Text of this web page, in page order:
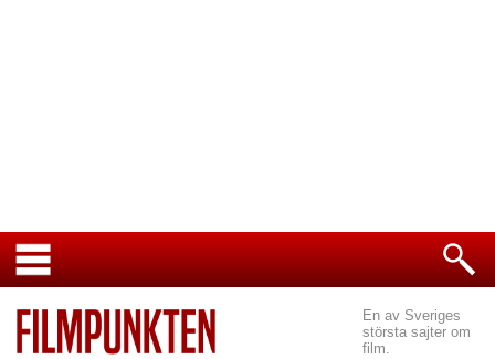
En av Sveriges
största sajter om
film.